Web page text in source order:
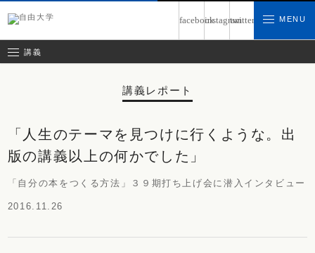
お問い合わせfacebookinstagramtwitter MENU
講義
講義レポート
「人生のテーマを見つけに行くような。出
版の講義以上の何かでした」
「自分の本をつくる方法」３９期打ち上げ会に潜入インタビュー
2016.11.26